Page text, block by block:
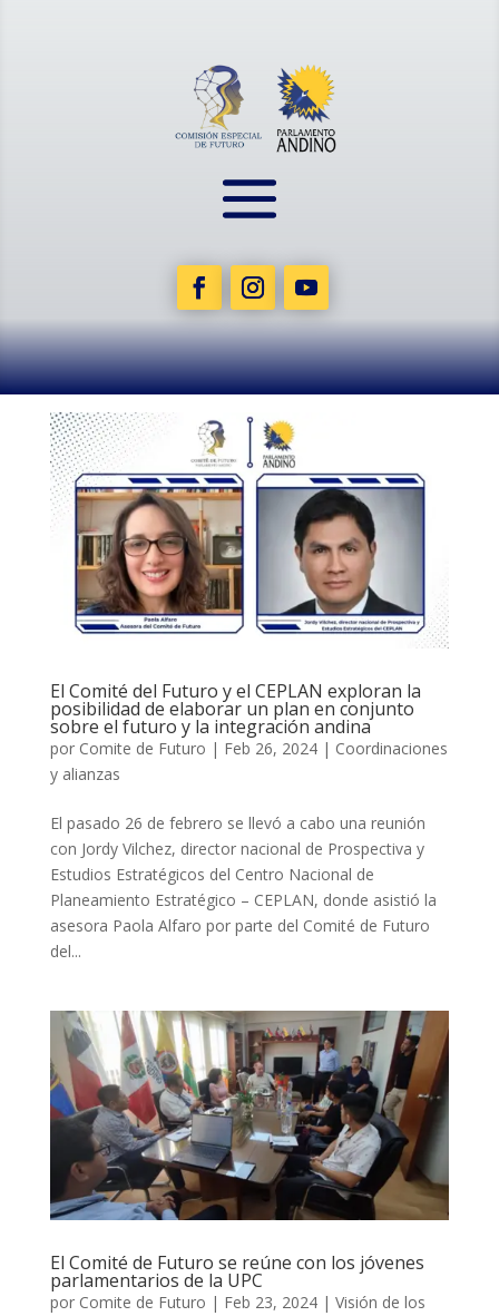
El Comité del Futuro y el CEPLAN exploran la
posibilidad de elaborar un plan en conjunto
sobre el futuro y la integración andina
por Comite de Futuro | Feb 26, 2024| Coordinaciones
y alianzas
El pasado 26 de febrero se llevó a cabo una reunión
con Jordy Vilchez, director nacional de Prospectiva y
Estudios Estratégicos del Centro Nacional de
Planeamiento Estratégico – CEPLAN, donde asistió la
asesora Paola Alfaro por parte del Comité de Futuro
del...
El Comité de Futuro se reúne con los jóvenes
parlamentarios de la UPC
por Comite de Futuro | Feb 23, 2024| Visión de los